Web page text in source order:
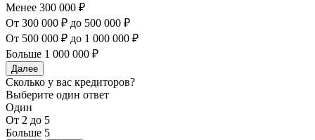
Менее 300 000 ₽
От 300 000 ₽ до 500 000 ₽
От 500 000 ₽ до 1 000 000 ₽
Больше 1 000 000 ₽
Далее
Сколько у вас кредиторов?
Выберите один ответ
Один
От 2 до 5
Больше 5